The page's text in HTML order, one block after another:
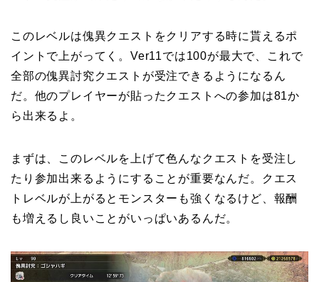
このレベルは傀異クエストをクリアする時に貰えるポ
イントで上がってく。Ver11では100が最大で、これで
全部の傀異討究クエストが受注できるようになるん
だ。他のプレイヤーが貼ったクエストへの参加は81か
ら出来るよ。
まずは、このレベルを上げて色んなクエストを受注し
たり参加出来るようにすることが重要なんだ。クエス
トレベルが上がるとモンスターも強くなるけど、報酬
も増えるし良いことがいっぱいあるんだ。